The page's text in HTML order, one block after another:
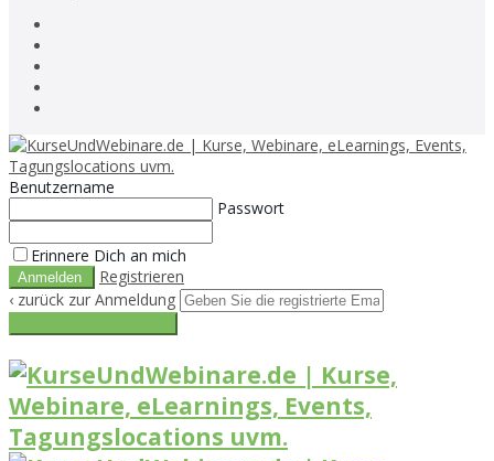
Benutzername
Passwort
Erinnere Dich an mich
Registrieren
‹ zurück zur Anmeldung